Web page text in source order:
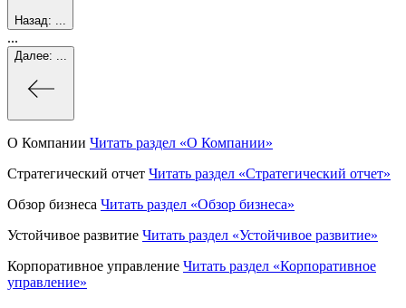
Назад:
...
Далее:
О Компании Читать раздел «О Компании»
Стратегический отчет Читать раздел «Стратегический отчет»
Обзор бизнеса Читать раздел «Обзор бизнеса»
Устойчивое развитие Читать раздел «Устойчивое развитие»
Корпоративное управление Читать раздел «Корпоративное
управление»